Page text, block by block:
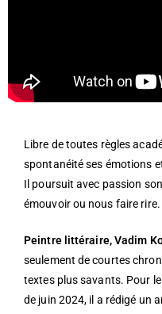
Libre de toutes règles
spontanéité ses émotions
Il poursuit avec passion
émouvoir ou nous faire rire.
Peintre littéraire, Vadim
seulement de courtes
textes plus savants. Pour
de juin 2024, il a rédigé un